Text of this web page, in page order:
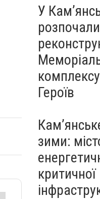
У
розпочали
Героїв
зими:
критичної